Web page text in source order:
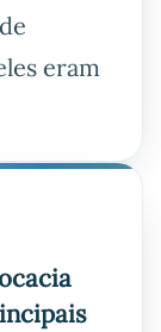
eram